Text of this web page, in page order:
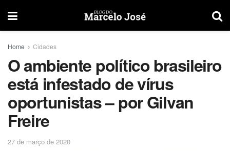
Home Cidades
O ambiente político brasileiro
está infestado de vírus
oportunistas – por Gilvan
Freire
27 de março de 2020